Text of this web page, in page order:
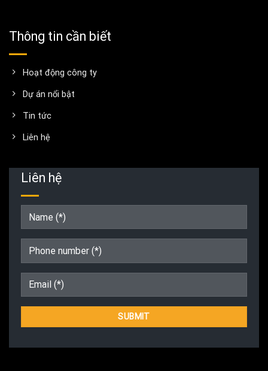
Thông tin cần biết
Hoạt động công ty
Dự án nổi bật
Tin tức
Liên hệ
Liên hệ